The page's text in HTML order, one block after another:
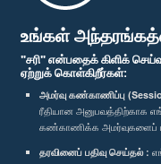
உங்கள்
"சரி" என்பதைக் கிளிக்
ஏற்றுக் கொள்கிறீர்கள்:
அமர்வு கண்காணிப்பு
ரீதியான
கண்காணிக்க அமர்வுகளைப்
தரவினைப் பதிவு செய்தல் :
பாராளுமன்ற கையடக்க செயலி
எம்மை பின்தொடர்க :